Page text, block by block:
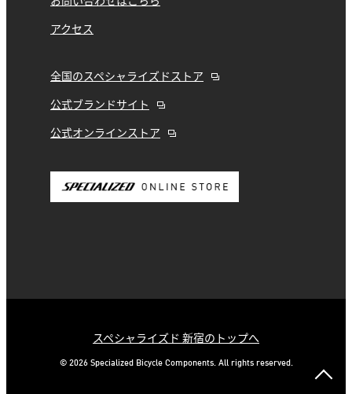
アクセス
全国のスペシャライズドストア
公式ブランドサイト
公式オンラインストア
スペシャライズド 新宿のトップへ
© 2026 Specialized Bicycle Components. All rights reserved.